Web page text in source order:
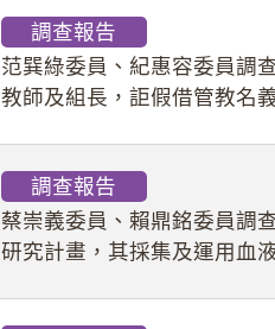
調查報告
范巽綠委員、紀惠容委員調
教師及組長，詎假借管教名
調查報告
蔡崇義委員、賴鼎銘委員調
研究計畫，其採集及運用血